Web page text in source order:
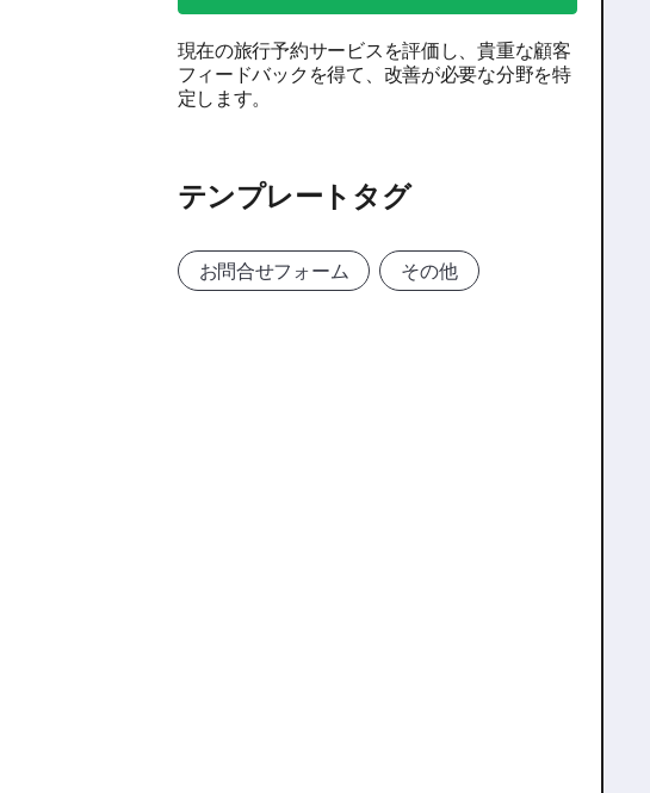
現在の旅行予約サービスを評価し、貴重な顧客
フィードバックを得て、改善が必要な分野を特
定します。
テンプレートタグ
お問合せフォーム その他